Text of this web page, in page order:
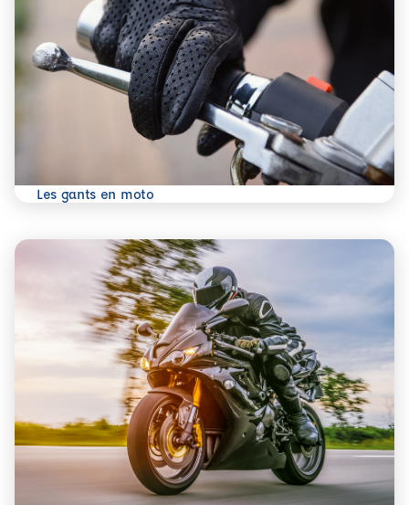
Les gants en moto
En savoir plus